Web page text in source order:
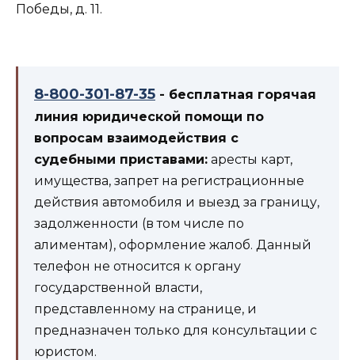
Победы, д. 11.
8-800-301-87-35 - бесплатная горячая
линия юридической помощи по
вопросам взаимодействия с
судебными приставами: аресты карт,
имущества, запрет на регистрационные
действия автомобиля и выезд за границу,
задолженности (в том числе по
алиментам), оформление жалоб. Данный
телефон не относится к органу
государственной власти,
представленному на странице, и
предназначен только для консультации с
юристом.